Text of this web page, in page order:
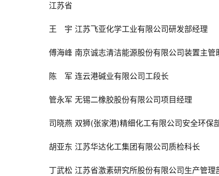
江苏省
王　宇 江苏飞亚化学工业有限公司研发部经理
傅海峰 南京诚志清洁能源股份有限公司装置主管
陈　军 连云港碱业有限公司工段长
管永军 无锡二橡胶股份有限公司项目经理
司晓燕 双狮(张家港)精细化工有限公司安全环保
胡亚东 江苏华达化工集团有限公司质检科长
丁武松 江苏省激素研究所股份有限公司生产管理